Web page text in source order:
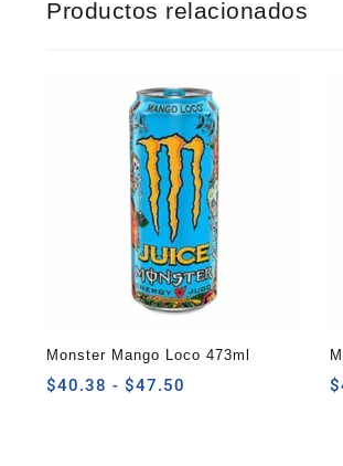
Productos relacionados
Monster Mango Loco 473ml
$40.38 - $47.50 $